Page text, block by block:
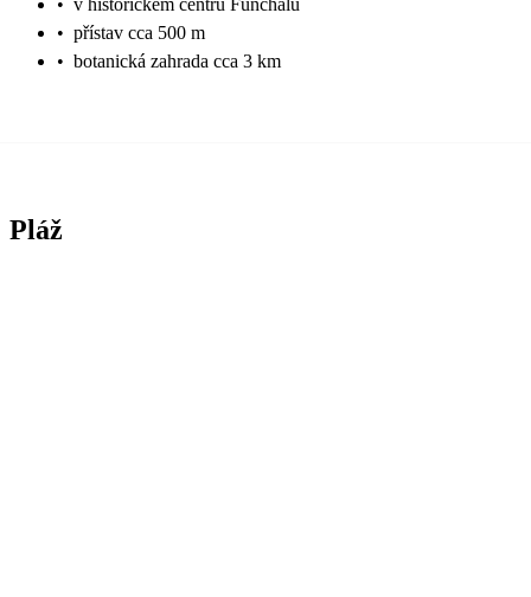
• přístav cca 500 m
• botanická zahrada cca 3 km
Pláž